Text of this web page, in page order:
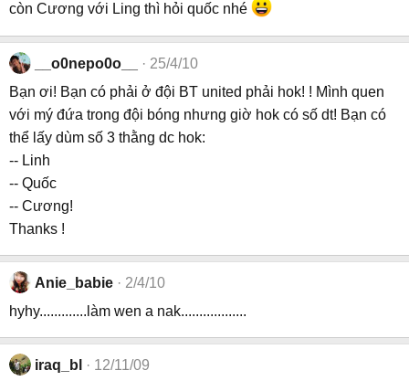
còn Cương với Ling thì hỏi quốc nhé
__o0nepo0o__
25/4/10
Bạn ơi! Bạn có phải ở đội BT united phải hok! ! Mình quen
với mý đứa trong đội bóng nhưng giờ hok có số dt! Bạn có
thể lấy dùm số 3 thằng dc hok:
-- Linh
-- Quốc
-- Cương!
Thanks !
Anie_babie
2/4/10
hyhy.............làm wen a nak..................
iraq_bl
12/11/09